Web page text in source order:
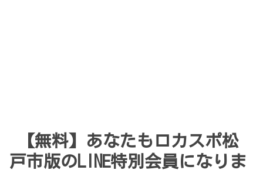
【無料】あなたもロカスポ松
戸市版のLINE特別会員になりま